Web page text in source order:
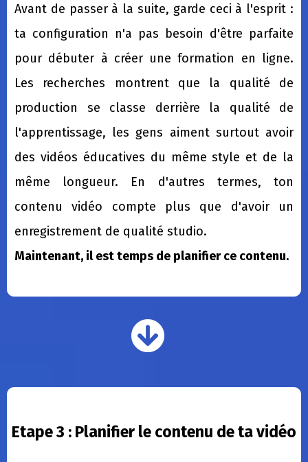
Avant de passer à la suite, garde ceci à l'esprit :
ta configuration n'a pas besoin d'être parfaite
pour débuter à créer une formation en ligne.
Les recherches montrent que la qualité de
production se classe derrière la qualité de
l'apprentissage, les gens aiment surtout avoir
des vidéos éducatives du même style et de la
même longueur. En d'autres termes, ton
contenu vidéo compte plus que d'avoir un
enregistrement de qualité studio.
Maintenant, il est temps de planifier ce contenu.
Etape 3 : Planifier le contenu de ta vidéo